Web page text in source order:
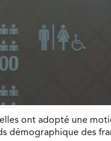
ont adopté une
démographique des